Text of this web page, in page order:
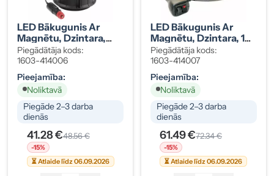
LED Bākugunis Ar
Magnētu, Dzintara,
12/24V, 142x172 Mm,
ECE R65
Piegādātāja kods:
1603-414006
Pieejamība:
Noliktavā
Piegāde 2–3 darba
dienās
41.28 €48.56 €
-15%
⏳ Atlaide līdz 06.09.2026
LED Bākugunis Ar
Magnētu, Dzintara, 10-
30V, 130x50 Mm
Piegādātāja kods:
1603-414007
Pieejamība:
Noliktavā
Piegāde 2–3 darba
dienās
61.49 €72.34 €
-15%
⏳ Atlaide līdz 06.09.2026